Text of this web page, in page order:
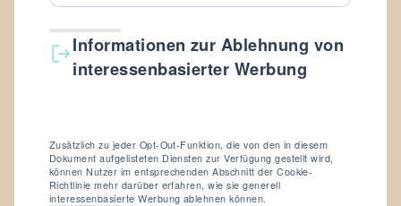
Informationen zur Ablehnung von
interessenbasierter Werbung
Zusätzlich zu jeder Opt-Out-Funktion, die von den in diesem
Dokument aufgelisteten Diensten zur Verfügung gestellt wird,
können Nutzer im entsprechenden Abschnitt der Cookie-
Richtlinie mehr darüber erfahren, wie sie generell
interessenbasierte Werbung ablehnen können.